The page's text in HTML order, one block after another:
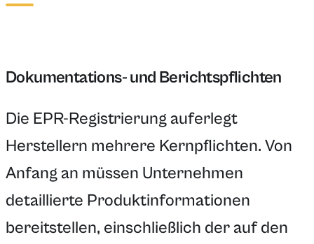
Dokumentations- und Berichtspflichten
Die EPR-Registrierung auferlegt
Herstellern mehrere Kernpflichten. Von
Anfang an müssen Unternehmen
detaillierte Produktinformationen
bereitstellen, einschließlich der auf den